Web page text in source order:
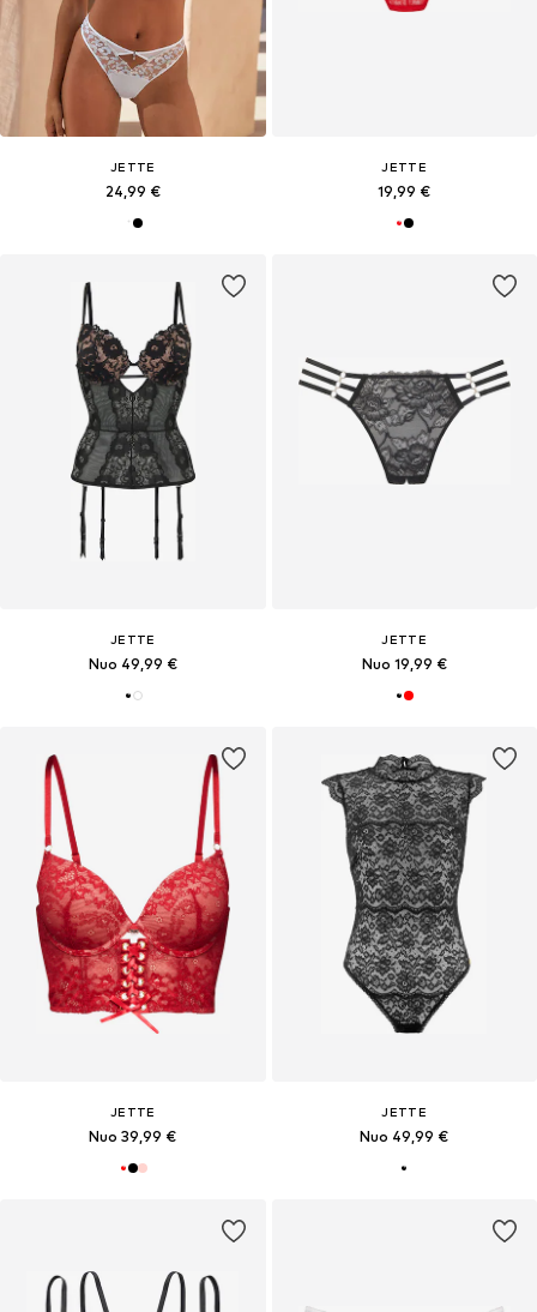
JETTE
24,99 €
JETTE
19,99 €
JETTE
Nuo 49,99 €
JETTE
Nuo 19,99 €
JETTE
Nuo 39,99 €
JETTE
Nuo 49,99 €